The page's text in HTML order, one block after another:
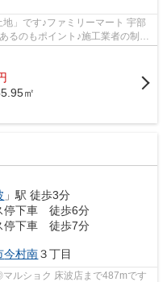
」です♪ファミリーマート 宇部
るのもポイント♪施工業者の制約
㎡
」駅 徒歩3分
停下車 徒歩6分
停下車 徒歩7分
今村南３丁目
ルショク 床波店まで487mです